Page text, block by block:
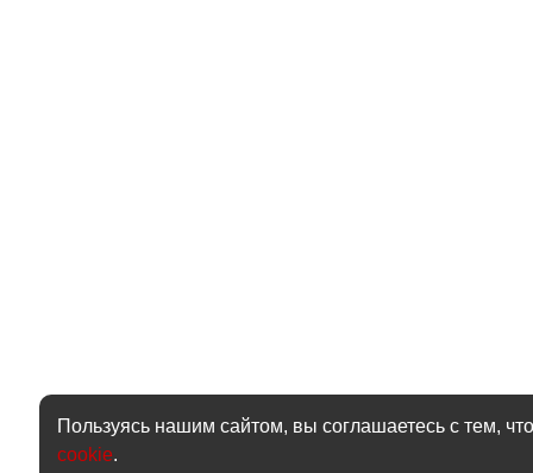
Пользуясь нашим сайтом, вы соглашаетесь с тем,
cookie.